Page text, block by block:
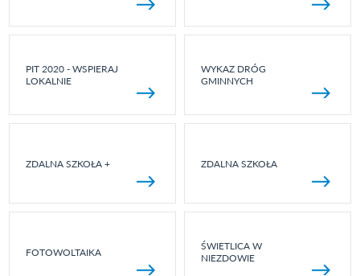
PIT 2020 - WSPIERAJ
LOKALNIE
WYKAZ DRÓG
GMINNYCH
ZDALNA SZKOŁA + ZDALNA SZKOŁA
FOTOWOLTAIKA
ŚWIETLICA W
NIEZDOWIE